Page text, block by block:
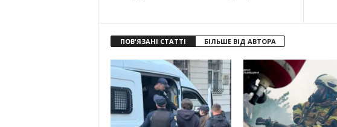
ПОВ'ЯЗАНІ СТАТТІ БІЛЬШЕ ВІД АВТОРА